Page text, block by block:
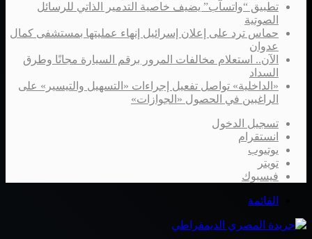
تطبيق “واتسآب” يضيف خاصية التدمير الذاتي للرسائل
الصوتية
حماس ترد على إعلان إسرائيل إنهاء عمليتها بمستشفى كمال
عدوان
الآن.. استعلام مخالفات المرور برقم السيارة مجانًا وطرق
السداد
«الداخلية» تواصل تفعيل إجراءات «التسهيل والتيسير» على
الراغبين في الحصول «الجوازات»
تسجيل الدخول
انستقرام
يوتيوب
تويتر
فيسبوك
القائمة